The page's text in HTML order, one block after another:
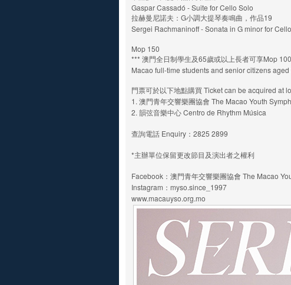
Gaspar Cassadó - Suite for Cello Solo
拉赫曼尼諾夫：G小調大提琴奏鳴曲，作品19
Sergei Rachmaninoff - Sonata in G minor for
Mop 150
*** 澳門全日制學生及65歲或以上長者可享Mop
Macao full-time students and senior citizens
門票可於以下地點購買 Ticket can be acquired at
1. 澳門青年交響樂團協會 The Macao Youth
2. 韻弦音樂中心 Centro de Rhythm Música
查詢電話 Enquiry：2825 2899
*主辦單位保留更改節目及演出者之權利
Facebook：澳門青年交響樂團協會 The Macao
Instagram：myso.since_1997
www.macauyso.org.mo